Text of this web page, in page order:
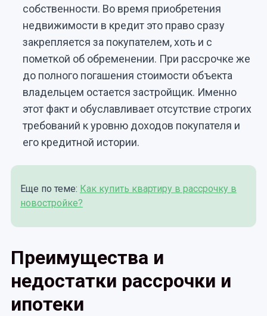
собственности. Во время приобретения
недвижимости в кредит это право сразу
закрепляется за покупателем, хоть и с
пометкой об обременении. При рассрочке же
до полного погашения стоимости объекта
владельцем остается застройщик. Именно
этот факт и обуславливает отсутствие строгих
требований к уровню доходов покупателя и
его кредитной истории.
Еще по теме: Как купить квартиру в рассрочку в
новостройке?
Преимущества и
недостатки рассрочки и
ипотеки